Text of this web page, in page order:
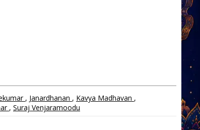
, Janardhanan , Kavya Madhavan ,
, Suraj Venjaramoodu